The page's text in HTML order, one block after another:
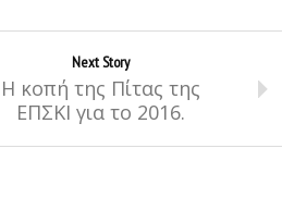
Next Story
Η κοπή της Πίτας της
ΕΠΣΚΙ για το 2016.